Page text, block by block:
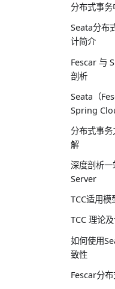
分布式事
Seata分布
计简介
Fescar 与
剖析
Seata（
Spring
分布式事
解
深度剖析
Server
TCC适用
TCC 理论
如何使用
致性
Fescar分